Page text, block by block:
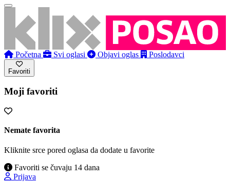
Početna Svi oglasi Objavi oglas Poslodavci
Favoriti
Moji favoriti
Nemate favorita
Kliknite srce pored oglasa da dodate u favorite
Favoriti se čuvaju 14 dana
Prijava